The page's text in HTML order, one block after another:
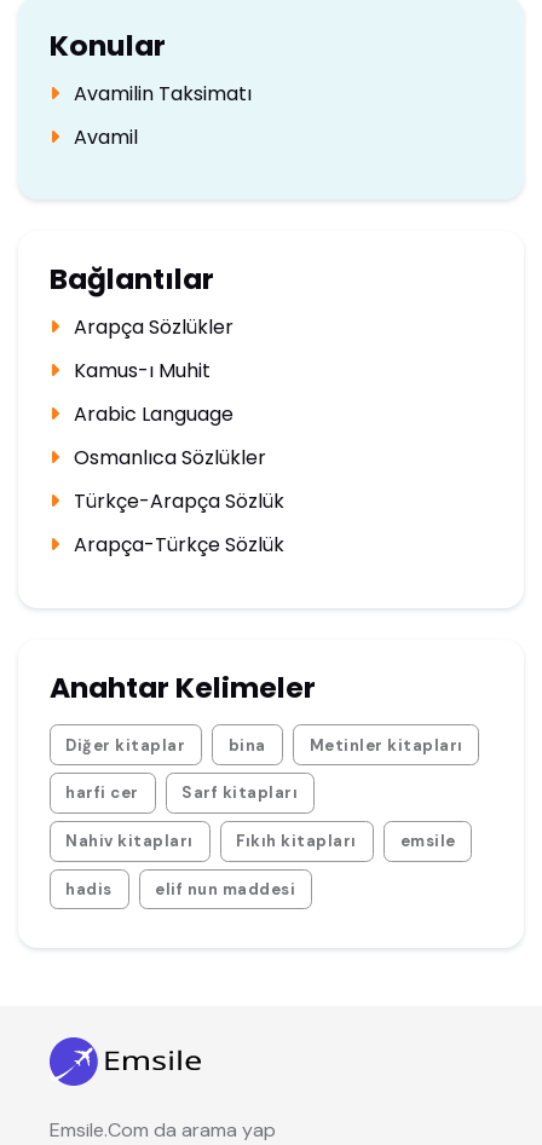
Konular
Avamilin Taksimatı
Avamil
Bağlantılar
Arapça Sözlükler
Kamus-ı Muhit
Arabic Language
Osmanlıca Sözlükler
Türkçe-Arapça Sözlük
Arapça-Türkçe Sözlük
Anahtar Kelimeler
Diğer kitaplar bina Metinler kitapları
harfi cer Sarf kitapları
Nahiv kitapları Fıkıh kitapları emsile
hadis elif nun maddesi
Emsile.Com da arama yap